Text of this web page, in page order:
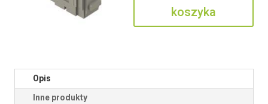
koszyka
Opis
Inne produkty